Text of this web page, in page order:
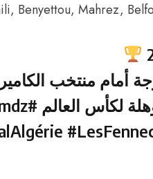
Benyettou, Mahrez,
لكأس العالم #LesVerts